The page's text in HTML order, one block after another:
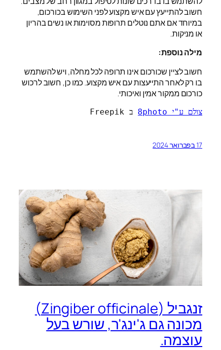
חשוב להתייעץ עם איש מקצוע לפני השימוש בכורכום,
במיוחד אם אתם נוטלים תרופות מסוימות או נשים בהריון
או מניקות.
מילה נוספת:
חשוב לציין שכורכום אינו תרופה לכל מחלה, ויש להשתמש
בו רק לאחר התייעצות עם איש מקצוע. כמו כן, חשוב לרכוש
כורכום ממקור אמין ואיכותי.
צולם ע"י 8photo ב Freepik
17 בפברואר 2024
זנגביל (Zingiber officinale)
מכונה גם ג'ינג'ר, שורש בעל
עוצמה.